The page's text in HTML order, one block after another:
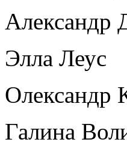
Александр
Элла Леус
Олександр
Галина